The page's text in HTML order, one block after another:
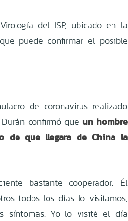
del ISP, ubicado en la
puede confirmar el posible
de coronavirus realizado
confirmó que un hombre
de que llegara de China la
bastante cooperador. Él
todos los días lo visitamos,
síntomas. Yo lo visité el día